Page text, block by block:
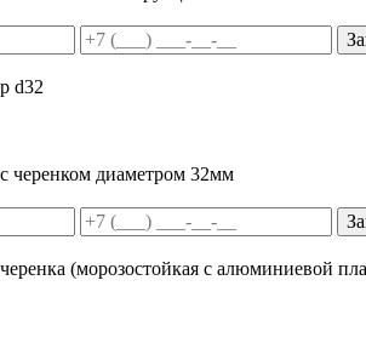
d32
черенком диаметром 32мм
черенка (морозостойкая с алюминиевой